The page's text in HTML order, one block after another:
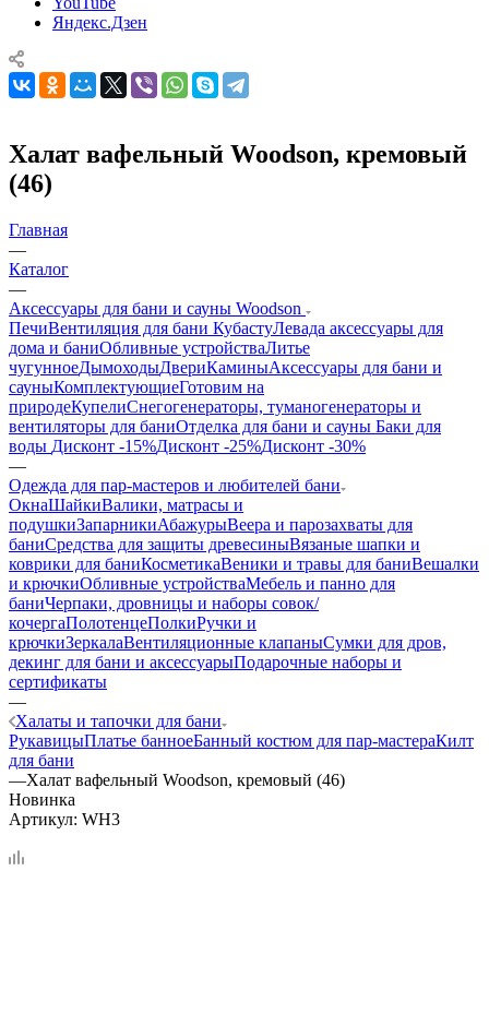
Яндекс.Дзен
Халат вафельный Woodson, кремовый
(46)
Главная
—
Каталог
—
Аксессуары для бани и сауны Woodson
ПечиВентиляция для бани КубастуЛевада аксессуары для
дома и баниОбливные устройстваЛитье
чугунноеДымоходыДвериКаминыАксессуары для бани и
сауныКомплектующиеГотовим на
природеКупелиСнегогенераторы, туманогенераторы и
вентиляторы для баниОтделка для бани и сауны Баки для
воды Дисконт -15%Дисконт -25%Дисконт -30%
—
Одежда для пар-мастеров и любителей бани
ОкнаШайкиВалики, матрасы и
подушкиЗапарникиАбажурыВеера и парозахваты для
баниСредства для защиты древесиныВязаные шапки и
коврики для баниКосметикаВеники и травы для баниВешалки
и крючкиОбливные устройстваМебель и панно для
баниЧерпаки, дровницы и наборы совок/
кочергаПолотенцеПолкиРучки и
крючкиЗеркалаВентиляционные клапаныСумки для дров,
декинг для бани и аксессуарыПодарочные наборы и
сертификаты
—
Халаты и тапочки для бани
РукавицыПлатье банноеБанный костюм для пар-мастераКилт
для бани
—Халат вафельный Woodson, кремовый (46)
Новинка
Артикул: WH3